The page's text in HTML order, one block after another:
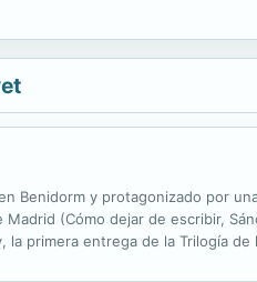
Benidorm y protagonizado por
Madrid (Cómo dejar de escribir,
la primera entrega de la Trilogía